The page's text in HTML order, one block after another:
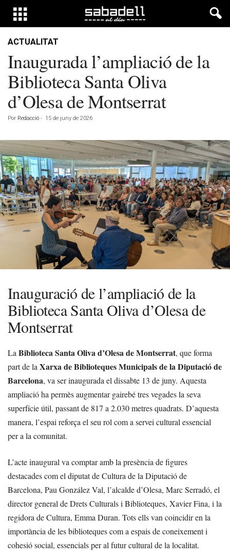
ACTUALITAT
Inaugurada l’ampliació de la
Biblioteca Santa Oliva
d’Olesa de Montserrat
Por Redacció - 15 de juny de 2026
Inauguració de l’ampliació de la
Biblioteca Santa Oliva d’Olesa de
Montserrat
La Biblioteca Santa Oliva d’Olesa de Montserrat, que forma
part de la Xarxa de Biblioteques Municipals de la Diputació de
Barcelona, va ser inaugurada el dissabte 13 de juny. Aquesta
ampliació ha permès augmentar gairebé tres vegades la seva
superfície útil, passant de 817 a 2.030 metres quadrats. D’aquesta
manera, l’espai reforça el seu rol com a servei cultural essencial
per a la comunitat.
L’acte inaugural va comptar amb la presència de figures
destacades com el diputat de Cultura de la Diputació de
Barcelona, Pau González Val, l’alcalde d’Olesa, Marc Serradó, el
director general de Drets Culturals i Biblioteques, Xavier Fina, i la
regidora de Cultura, Emma Duran. Tots ells van coincidir en la
importància de les biblioteques com a espais de coneixement i
cohesió social, essencials per al futur cultural de la localitat.